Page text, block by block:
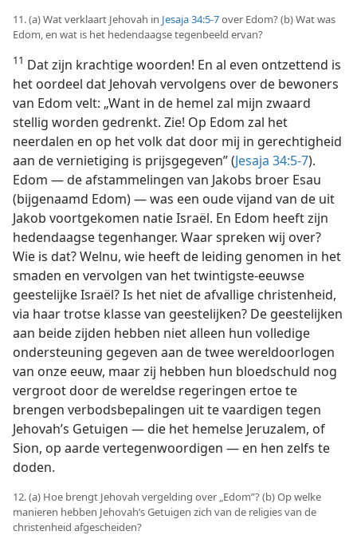
11. (a) Wat verklaart Jehovah in Jesaja 34:5-7over Edom? (b) Wat was
Edom, en wat is het hedendaagse tegenbeeld ervan?
11 Dat zijn krachtige woorden! En al even ontzettend is
het oordeel dat Jehovah vervolgens over de bewoners
van Edom velt: „Want in de hemel zal mijn zwaard
stellig worden gedrenkt. Zie! Op Edom zal het
neerdalen en op het volk dat door mij in gerechtigheid
aan de vernietiging is prijsgegeven” (Jesaja 34:5-7).
Edom — de afstammelingen van Jakobs broer Esau
(bijgenaamd Edom) — was een oude vijand van de uit
Jakob voortgekomen natie Israël. En Edom heeft zijn
hedendaagse tegenhanger. Waar spreken wij over?
Wie is dat? Welnu, wie heeft de leiding genomen in het
smaden en vervolgen van het twintigste-eeuwse
geestelijke Israël? Is het niet de afvallige christenheid,
via haar trotse klasse van geestelijken? De geestelijken
aan beide zijden hebben niet alleen hun volledige
ondersteuning gegeven aan de twee wereldoorlogen
van onze eeuw, maar zij hebben hun bloedschuld nog
vergroot door de wereldse regeringen ertoe te
brengen verbodsbepalingen uit te vaardigen tegen
Jehovah’s Getuigen — die het hemelse Jeruzalem, of
Sion, op aarde vertegenwoordigen — en hen zelfs te
doden.
12. (a) Hoe brengt Jehovah vergelding over „Edom”? (b) Op welke
manieren hebben Jehovah’s Getuigen zich van de religies van de
christenheid afgescheiden?